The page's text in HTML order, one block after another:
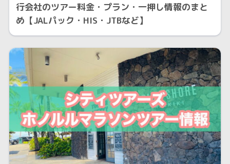
行会社のツアー料金・プラン・一押し情報のまと
め【JALパック・HIS・JTBなど】